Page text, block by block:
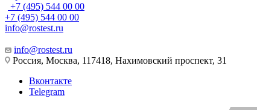
+7 (495) 544 00 00
+7 (495) 544 00 00
info@rostest.ru
info@rostest.ru
Россия, Москва, 117418, Нахимовский проспект, 31
Вконтакте
Telegram